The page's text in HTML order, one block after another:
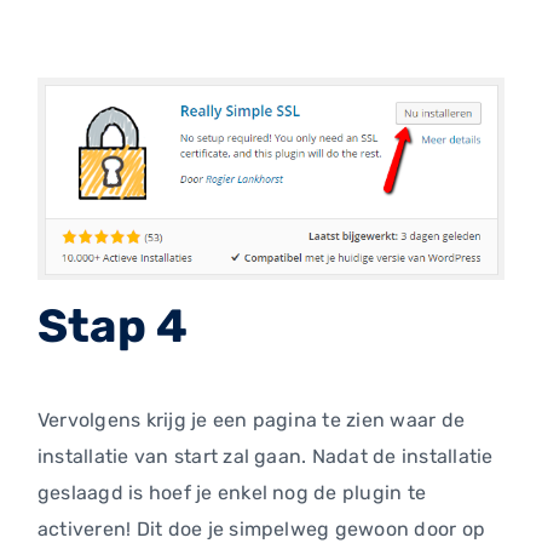
Stap 4
Vervolgens krijg je een pagina te zien waar de
installatie van start zal gaan. Nadat de installatie
geslaagd is hoef je enkel nog de plugin te
activeren! Dit doe je simpelweg gewoon door op